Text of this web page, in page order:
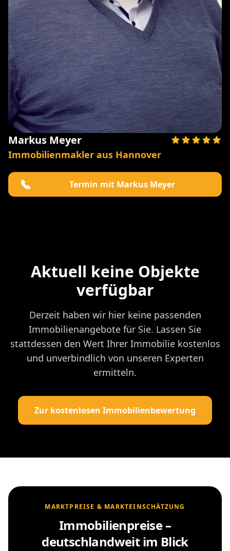
Markus Meyer
Immobilienmakler aus Hannover
Termin mit Markus Meyer
Aktuell keine Objekte
verfügbar
Derzeit haben wir hier keine passenden
Immobilienangebote für Sie. Lassen Sie
stattdessen den Wert Ihrer Immobilie kostenlos
und unverbindlich von unseren Experten
ermitteln.
Zur kostenlosen Immobilienbewertung
MARKTPREISE & MARKTEINSCHÄTZUNG
Immobilienpreise –
deutschlandweit im Blick